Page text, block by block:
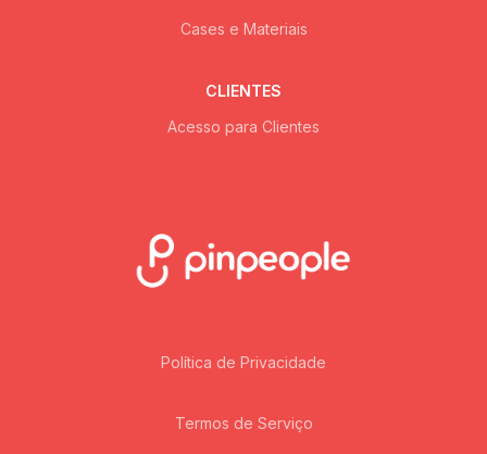
Cases e Materiais
CLIENTES
Acesso para Clientes
Política de Privacidade
Termos de Serviço